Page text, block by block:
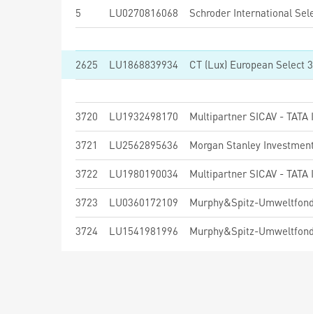
5 LU0270816068
2625 LU1868839934 CT (Lux) European Select
3720 LU1932498170 Multipartner SICAV -
3721 LU2562895636
3722 LU1980190034 Multipartner SICAV -
3723 LU0360172109 Murphy&Spitz-
3724 LU1541981996 Murphy&Spitz-